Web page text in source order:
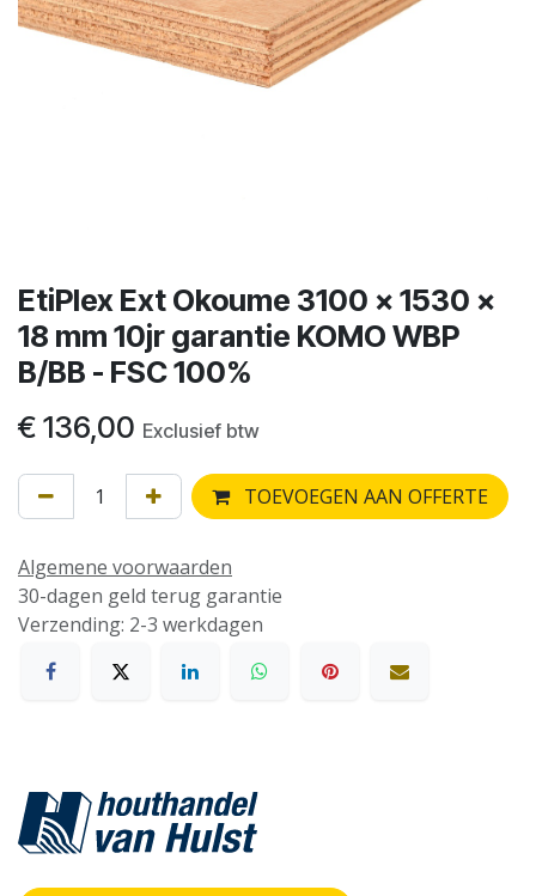
EtiPlex Ext Okoume 3100 x 1530 x
18 mm 10jr garantie KOMO WBP
B/BB - FSC 100%
€ 136,00 Exclusief btw
TOEVOEGEN AAN OFFERTE
Algemene voorwaarden
30-dagen geld terug garantie
Verzending: 2-3 werkdagen